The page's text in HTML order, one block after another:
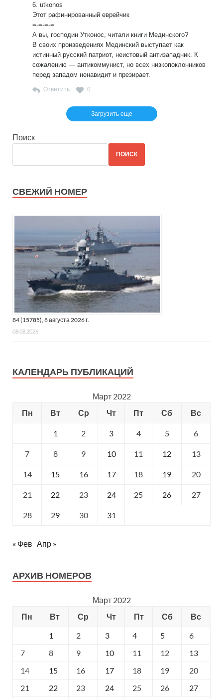
6. utkonos
Этот рафинированный еврейчик
=-=-=-=
А вы, господин Утконос, читали книги Мединского?
В своих произведениях Мединский выступает как
истинный русский патриот, неистовый антизападник. К
сожалению — антикоммунист, но всех низкопоклонников
перед западом ненавидит и презирает.
Ответить 0
Загрузить еще
Поиск
ПОИСК
СВЕЖИЙ НОМЕР
84 (15785), 8 августа 2026 г.
08.08.2026
КАЛЕНДАРЬ ПУБЛИКАЦИЙ
Март 2022
Пн
Вт Ср Чт Пт Сб Вс
1 2 3 4 5 6
7 8 9 10 11 12 13
14 15 16 17 18 19 20
21 22 23 24 25 26 27
28 29 30 31
« Фев Апр »
АРХИВ НОМЕРОВ
Март 2022
Пн
Вт Ср Чт Пт Сб
Вс
1
2 3 4 5
6
7
8 9 10 11 12
13
14
15 16 17 18 19
20
21
22 23 24 25 26 27